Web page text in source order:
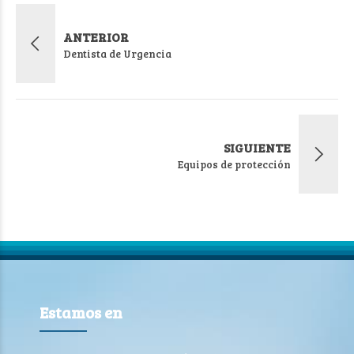
ANTERIOR
Dentista de Urgencia
SIGUIENTE
Equipos de protección
Estamos en